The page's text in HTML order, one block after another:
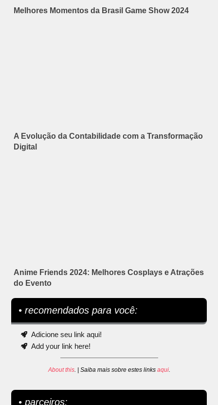
Melhores Momentos da Brasil Game Show 2024
A Evolução da Contabilidade com a Transformação
Digital
Anime Friends 2024: Melhores Cosplays e Atrações
do Evento
• recomendados para você:
Adicione seu link aqui!
Add your link here!
About this. | Saiba mais sobre estes links aqui.
• parceiros: